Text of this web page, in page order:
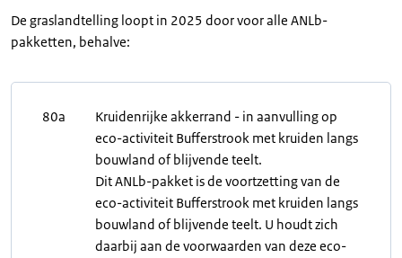
De graslandtelling loopt in 2025 door voor alle ANLb-
pakketten, behalve:
80a
Kruidenrijke akkerrand - in aanvulling op
eco-activiteit Bufferstrook met kruiden langs
bouwland of blijvende teelt.
Dit ANLb-pakket is de voortzetting van de
eco-activiteit Bufferstrook met kruiden langs
bouwland of blijvende teelt. U houdt zich
daarbij aan de voorwaarden van deze eco-